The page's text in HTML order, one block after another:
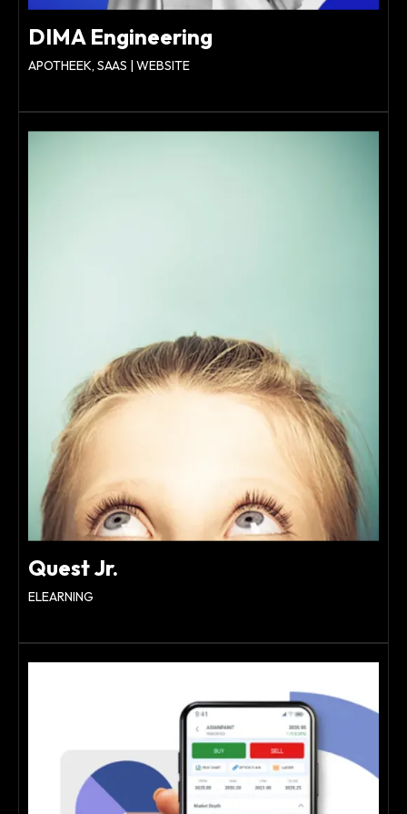
DIMA Engineering
APOTHEEK, SAAS | WEBSITE
Quest Jr.
ELEARNING